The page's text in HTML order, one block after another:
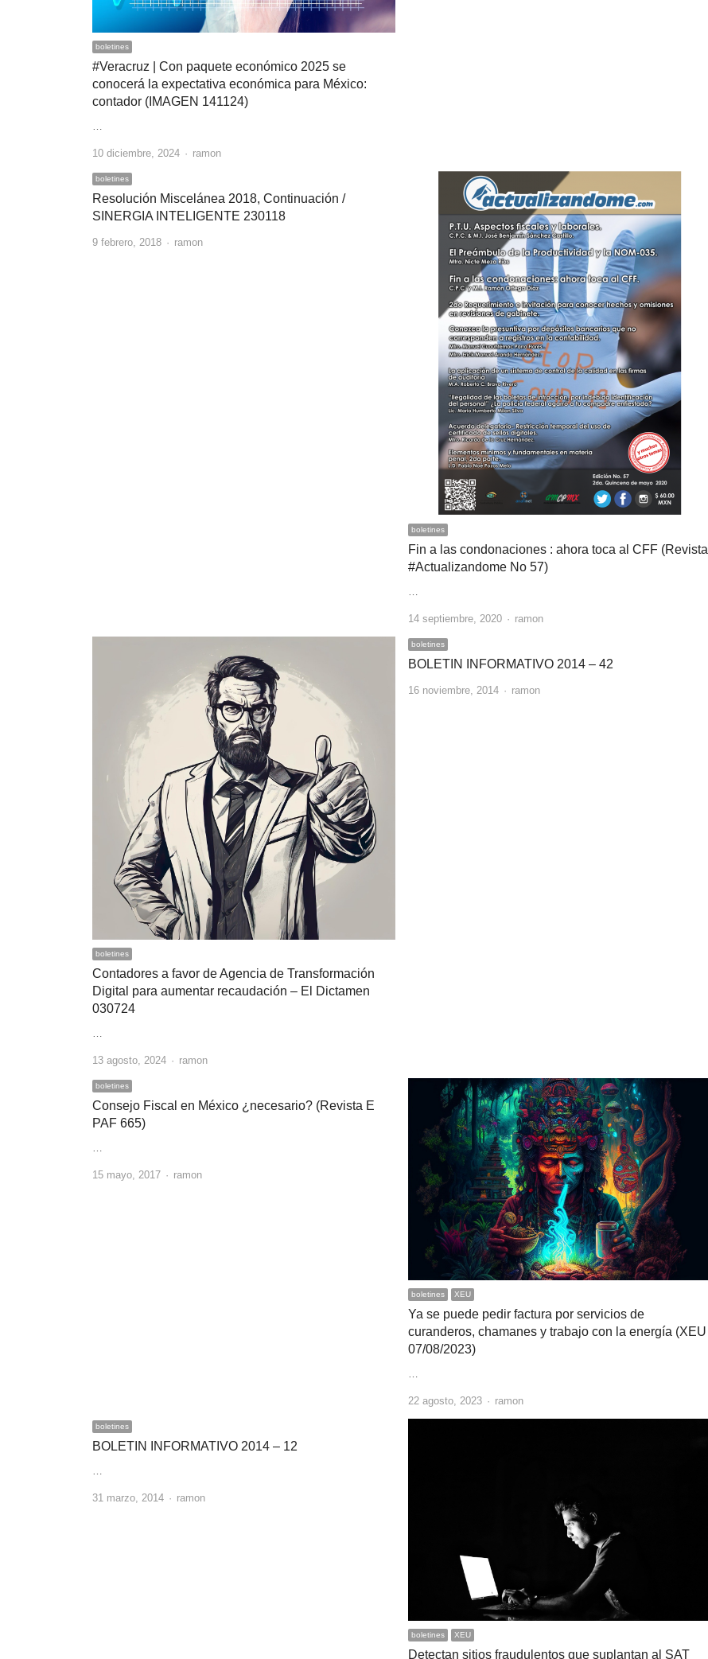
boletines
#Veracruz | Con paquete económico 2025 se
conocerá la expectativa económica para México:
contador (IMAGEN 141124)
10 diciembre, 2024 Author
ramon
boletines
Resolución Miscelánea 2018, Continuación /
SINERGIA INTELIGENTE 230118
9 febrero, 2018 Author
ramon
boletines
Fin a las condonaciones : ahora toca al CFF (Revista
#Actualizandome No 57)
14 septiembre, 2020 Author
ramon
boletines
Contadores a favor de Agencia de Transformación
Digital para aumentar recaudación – El Dictamen
030724
13 agosto, 2024 Author
ramon
boletines
BOLETIN INFORMATIVO 2014 – 42
16 noviembre, 2014 Author
ramon
boletines
Consejo Fiscal en México ¿necesario? (Revista E
PAF 665)
15 mayo, 2017 Author
ramon
boletines XEU
Ya se puede pedir factura por servicios de
curanderos, chamanes y trabajo con la energía (XEU
07/08/2023)
22 agosto, 2023 Author
ramon
boletines
BOLETIN INFORMATIVO 2014 – 12
31 marzo, 2014 Author
ramon
boletines XEU
Detectan sitios fraudulentos que suplantan al SAT